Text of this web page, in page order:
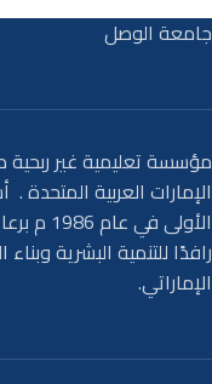
جامعة الوصل
مؤسسة تعليمية غير
الإمارات العربية
الأولى
رافدًا للتنمية البشرية
الإماراتي.